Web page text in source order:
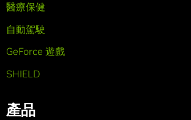
醫療保健
自動駕駛
GeForce 遊戲
SHIELD
產品